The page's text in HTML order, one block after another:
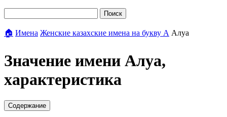
Поиск
🏠 Имена Женские казахские имена на букву А Алуа
Значение имени Алуа,
характеристика
Содержание